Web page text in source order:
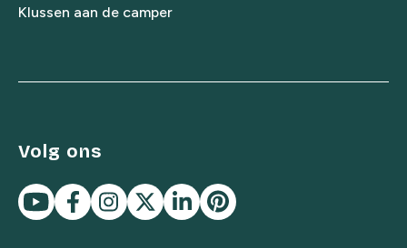
Klussen aan de camper
Volg ons